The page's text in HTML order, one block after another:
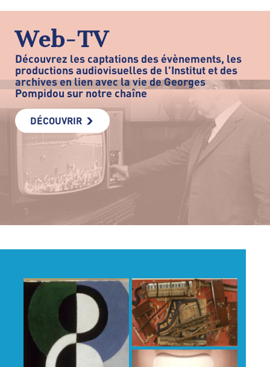
Web-TV
Découvrez les captations des évènements, les
productions audiovisuelles de l'Institut et des
archives en lien avec la vie de Georges
Pompidou sur notre chaîne
DÉCOUVRIR